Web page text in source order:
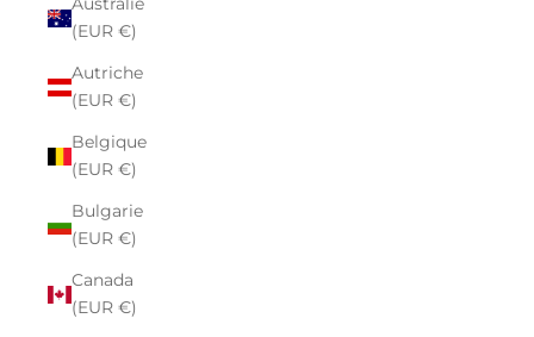
(EUR €)
Autriche
(EUR €)
Belgique
(EUR €)
Bulgarie
(EUR €)
Canada
(EUR €)